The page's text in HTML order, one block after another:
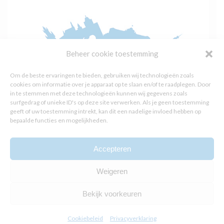
Beheer cookie toestemming
Om de beste ervaringen te bieden, gebruiken wij technologieën zoals
cookies om informatie over je apparaat op te slaan en/of te raadplegen. Door
in te stemmen met deze technologieën kunnen wij gegevens zoals
surfgedrag of unieke ID's op deze site verwerken. Als je geen toestemming
geeft of uw toestemming intrekt, kan dit een nadelige invloed hebben op
bepaalde functies en mogelijkheden.
Accepteren
Weigeren
Bekijk voorkeuren
Cookiebeleid Privacyverklaring